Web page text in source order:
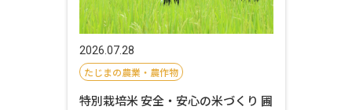
2026.07.28
たじまの農業・農作物
特別栽培米 安全・安心の米づくり 圃